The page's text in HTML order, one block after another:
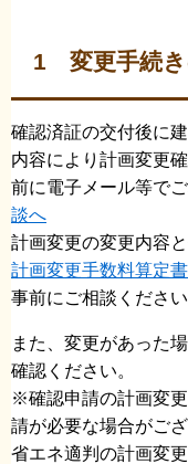
1 変更手続き
確認済証の交付後に
内容により計画変更
前に電子メール等
談へ
計画変更の変更内容
計画変更手数料算定
事前にご相談ください
また、変更があった
確認ください。
※確認申請の計画変
請が必要な場合がござ
省エネ適判の計画